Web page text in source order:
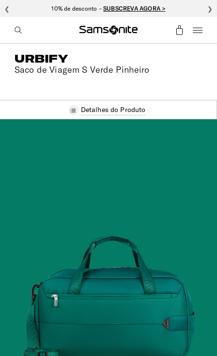
10% de desconto –SUBSCREVA AGORA >
❮ ❯
URBIFY
Saco de Viagem S Verde Pinheiro
Detalhes do Produto